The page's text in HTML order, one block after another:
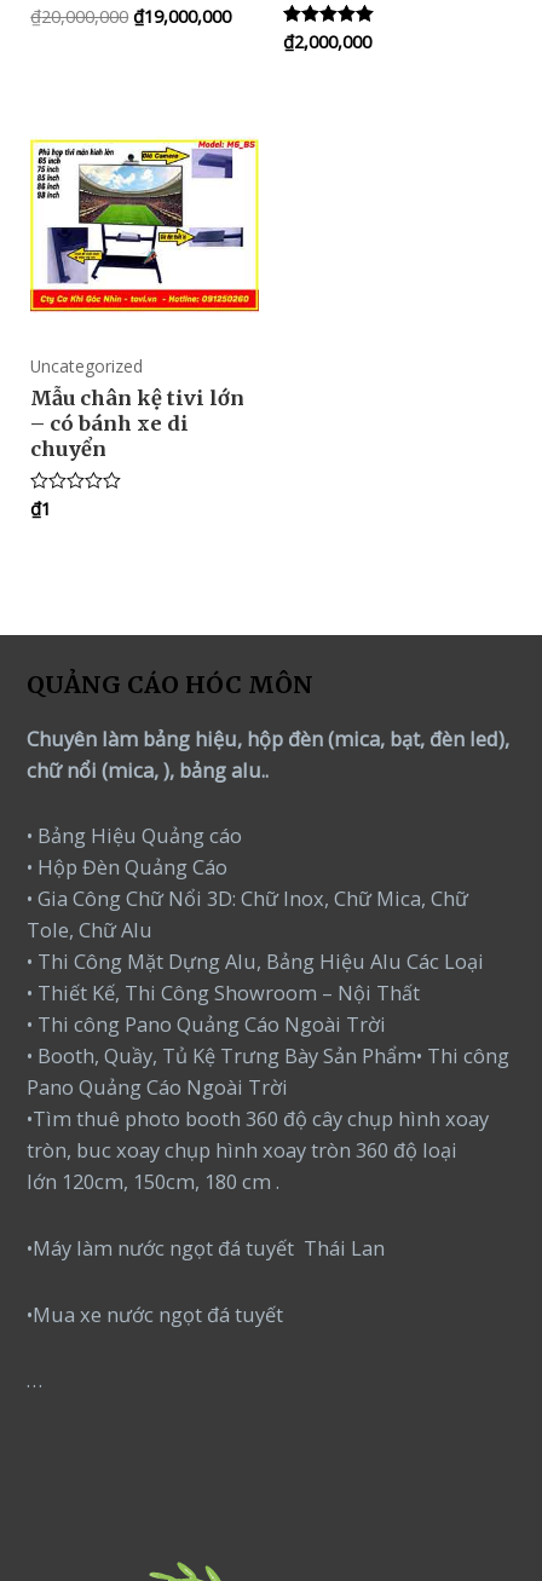
Rated
5.00
₫20,000,000 ₫19,000,000
Rated
5.00
₫2,000,000
Uncategorized
Mẫu chân kệ tivi lớn
– có bánh xe di
chuyển
Rated
0
₫1
QUẢNG CÁO HÓC MÔN
Chuyên làm bảng hiệu, hộp đèn (mica, bạt, đèn led),
chữ nổi (mica, ), bảng alu..
• Bảng Hiệu Quảng cáo
• Hộp Đèn Quảng Cáo
• Gia Công Chữ Nổi 3D: Chữ Inox, Chữ Mica, Chữ
Tole, Chữ Alu
• Thi Công Mặt Dựng Alu, Bảng Hiệu Alu Các Loại
• Thiết Kế, Thi Công Showroom – Nội Thất
• Thi công Pano Quảng Cáo Ngoài Trời
• Booth, Quầy, Tủ Kệ Trưng Bày Sản Phẩm• Thi công
Pano Quảng Cáo Ngoài Trời
•Tìm thuê photo booth 360 độ cây chụp hình xoay
tròn, buc xoay chụp hình xoay tròn 360 độ loại
lớn 120cm, 150cm, 180 cm .
•Máy làm nước ngọt đá tuyết Thái Lan
•Mua xe nước ngọt đá tuyết
…